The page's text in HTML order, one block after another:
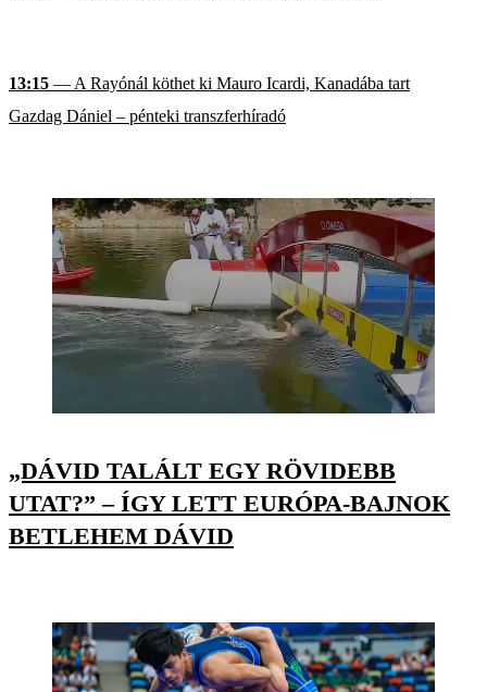
13:15 — A Rayónál köthet ki Mauro Icardi, Kanadába tart
Gazdag Dániel – pénteki transzferhíradó
„DÁVID TALÁLT EGY RÖVIDEBB
UTAT?” – ÍGY LETT EURÓPA-BAJNOK
BETLEHEM DÁVID